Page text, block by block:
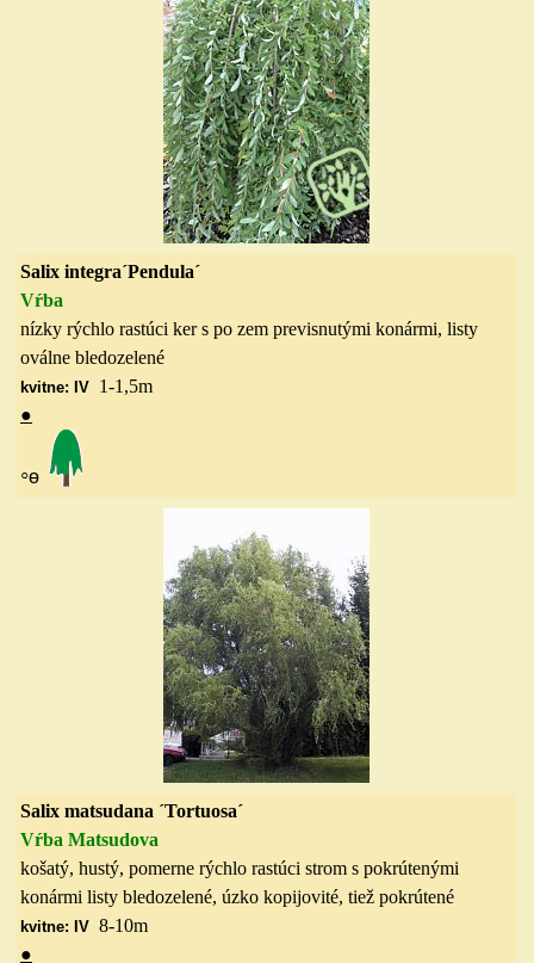
Salix integra´Pendula´
Vŕba
nízky rýchlo rastúci ker s po zem previsnutými konármi, listy
oválne bledozelené
kvitne: IV 1-1,5m
●
◦ө
Salix matsudana ´Tortuosa´
Vŕba Matsudova
košatý, hustý, pomerne rýchlo rastúci strom s pokrútenými
konármi listy bledozelené, úzko kopijovité, tiež pokrútené
kvitne: IV 8-10m
●